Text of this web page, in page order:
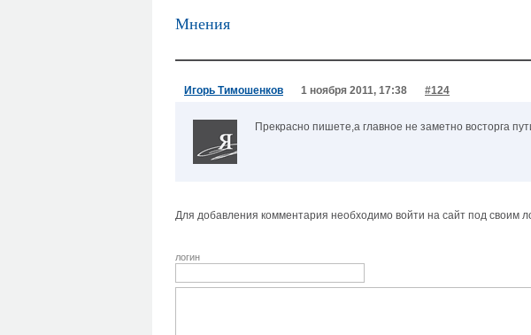
Мнения
Игорь Тимошенков 1 ноября 2011, 17:38 #124
Прекрасно пишете,а главное не заметно восторга
Для добавления комментария необходимо войти на сайт под своим
логин